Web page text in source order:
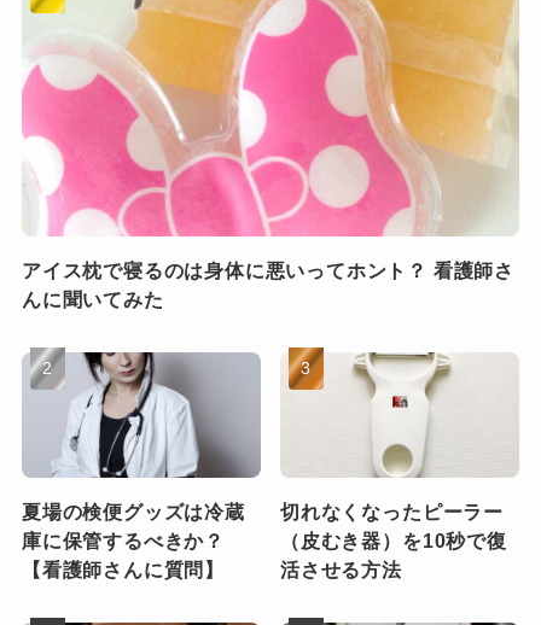
アイス枕で寝るのは身体に悪いってホント？ 看護師さ
んに聞いてみた
夏場の検便グッズは冷蔵
庫に保管するべきか？
【看護師さんに質問】
切れなくなったピーラー
（皮むき器）を10秒で復
活させる方法